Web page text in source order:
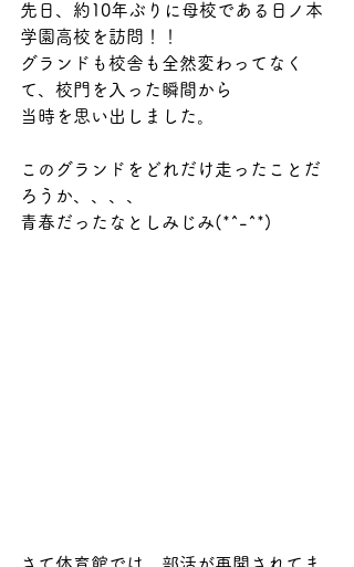
先日、約10年ぶりに母校である日ノ本
学園高校を訪問！！
グランドも校舎も全然変わってなく
て、校門を入った瞬間から
当時を思い出しました。
このグランドをどれだけ走ったことだ
ろうか、、、、
青春だったなとしみじみ(*^-^*)